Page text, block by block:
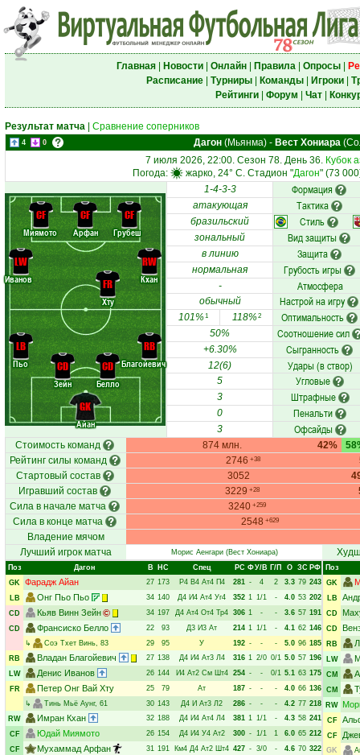
Главная| Новости| Онлайн| Правила| Опросы|
Расписание| Турниры| Команды| Игроки|
Рейтинги| Форум Чат|
Результат матча Сравнение соперников
4 0 Дагон(Мьянма)- Вест Хониара
7 июля 2026, 22:00. Сезон 78. День 36. Кубок
Погода:
жарко, 24° C. Стадион "Дагон" (73
Айан
Пьо
Зейн
Белло
Благойевич
Иванов
Хту
Кхан
Миямото Арфан Грубеш
GK
LB
CD
CD
RB
LW
FR
RW
CF CF CF
1-4-3-3 Формация
атакующая Тактика
бразильский Стиль
зональный Вид защиты
в линию Защита
нормальная Грубость игры
- Атмосфера
обычный Настрой на игру
101%1 118%2 Оптимальность
50% Соотношение сил
+6.30% Сыгранность
12(6) Удары (в створ)
5 Угловые
3 Штрафные
0 Пенальти
3 Офсайды
Стоимость команд 874 млн. 42%
Рейтинг силы команд
2746 +38
Стартовый состав
3052
Игравший состав
3229 +28
Сила в начале матча
3240 +259
Сила в конце матча 2548 +629
Владение мячом
Лучший игрок матча
Морис Аенгари(Вест Хониара)
Поз Дагон В НC Спец РC ФУ/В Г/П О ЗС РФ
GK Фарадж Айан 27 173 Р4 В4 Ат4 П4 281 - 4 2 3.3 79 243
LB
Онг Пьо Пьо 34 140 Д4 И4 Ат4 Уг4 352 1 1/1 - 4.0 53 202
CD
Кьяв Винн Зейн 34 197 Д4 Ат4 От4 Тр4 306 1 - - 3.6 57 191
CD
Франсиско Белло 22 93 Д3 И3 Ат 214 1 1/1 - 4.1 62 146
↳
Соэ Тхет Винь, 83 29 95 У 192 - - - 5.0 96 185
RB
Владан Благойевич 27 138 Д4 И4 Ат3 Л4 316 1 2/0 0/1 5.0 57 196
LW
Денис Иванов 26 144 И4 Ат2 См Шт4 254 - - 0/1 5.1 63 175
FR
Петер Онг Вай Хту 25 79 Ат 187 - - - 4.0 66 136
↳
Тинь Мьё Аунг, 61 30 143 Д4 И Ат3 Л2 286 - - - 4.2 77 218
RW
Имран Кхан 32 188 Д4 И4 Ат4 Л4 381 1 1/1 - 4.3 58 241
CF
Юдай Миямото 26 154 Д4 И4 У4 Ат2 300 - 1/1 1 6.0 65 212
CF
Мухаммад Арфан 31 191 Км4 Д4 Ат2 Шт4 427 - 3/0 - 4.6 70 322
Поз
GK
LB
CD
CD
RB
LW
CM
CM
RW
CF
CF
GK